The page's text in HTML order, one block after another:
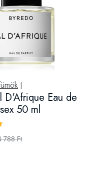
D'Afrique Eau de
50 ml
788 Ft